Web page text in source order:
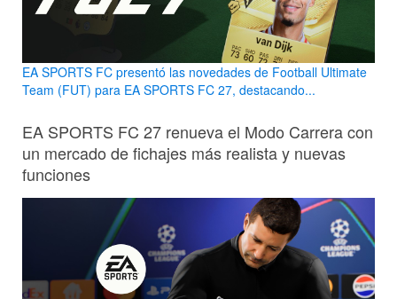
EA SPORTS FC presentó las novedades de Football Ultimate
Team (FUT) para EA SPORTS FC 27, destacando...
EA SPORTS FC 27 renueva el Modo Carrera con
un mercado de fichajes más realista y nuevas
funciones